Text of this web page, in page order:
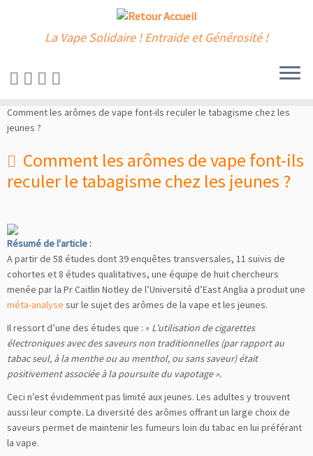
contenu
La Vape Solidaire ! Entraide et Générosité !
Comment les arômes de vape font-ils reculer le tabagisme chez les
jeunes ?
Comment les arômes de vape font-ils
reculer le tabagisme chez les jeunes ?
Résumé de l'article :
A partir de 58 études dont 39 enquêtes transversales, 11 suivis de
cohortes et 8 études qualitatives, une équipe de huit chercheurs
menée par la Pr Caitlin Notley de l’Université d’East Anglia a produit une
méta-analyse sur le sujet des arômes de la vape et les jeunes.
Il ressort d’une des études que : « L’utilisation de cigarettes
électroniques avec des saveurs non traditionnelles (par rapport au
tabac seul, à la menthe ou au menthol, ou sans saveur) était
positivement associée à la poursuite du vapotage ».
Ceci n’est évidemment pas limité aux jeunes. Les adultes y trouvent
aussi leur compte. La diversité des arômes offrant un large choix de
saveurs permet de maintenir les fumeurs loin du tabac en lui préférant
la vape.